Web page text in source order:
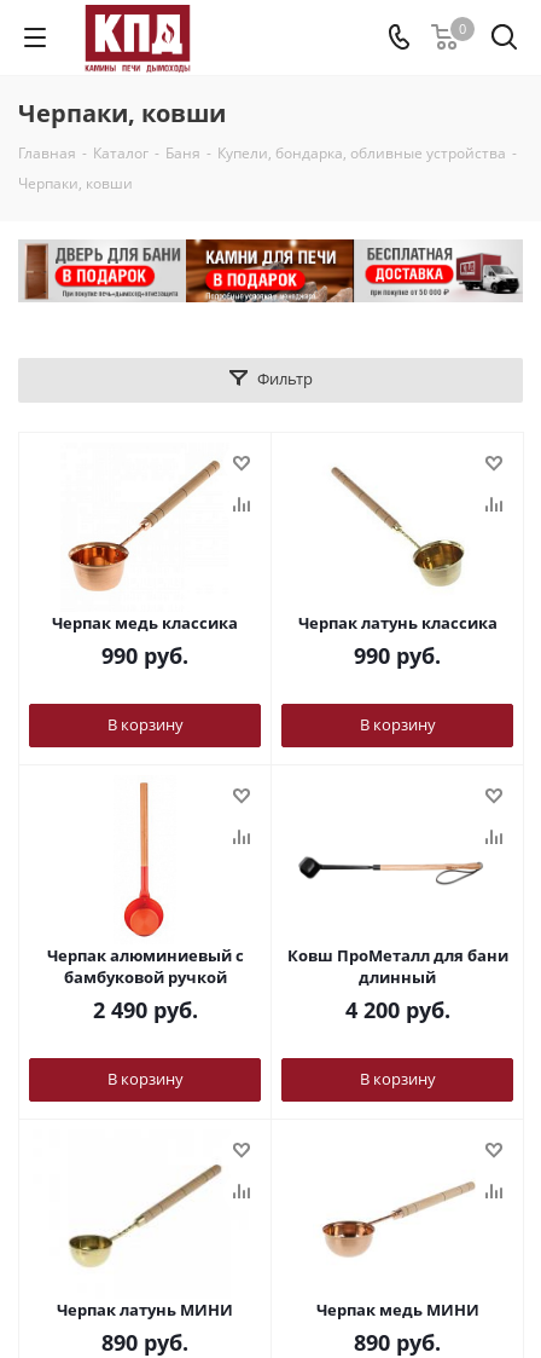
0
Черпаки, ковши
Главная - Каталог - Баня - Купели, бондарка, обливные устройства -
Черпаки, ковши
Фильтр
Черпак медь классика
990 руб.
В корзину
Черпак латунь классика
990 руб.
В корзину
Черпак алюминиевый с
бамбуковой ручкой
2 490руб.
В корзину
Ковш ПроМеталл для бани
длинный
4 200руб.
В корзину
Черпак латунь МИНИ
890 руб.
Черпак медь МИНИ
890 руб.